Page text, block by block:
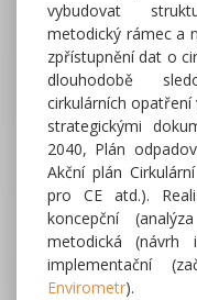
vybudovat
metodický rámec a
zpřístupnění dat o
dlouhodobě
cirkulárních
strategickými
2040, Plán
Akční plán
pro CE atd.).
koncepční
metodická
implementační
Envirometr).